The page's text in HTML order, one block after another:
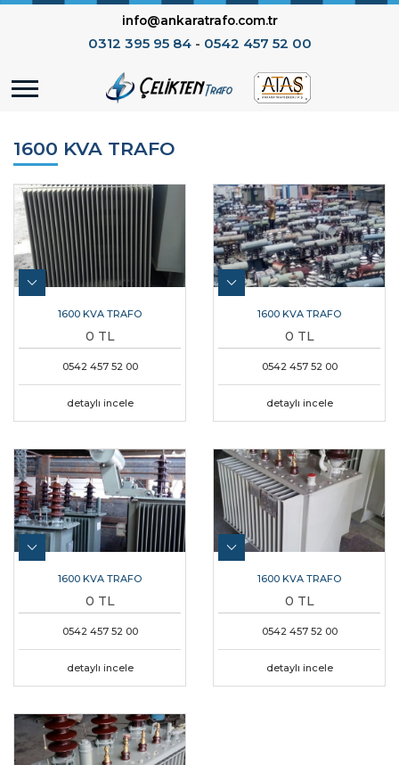
info@ankaratrafo.com.tr
0312 395 95 84- 0542 457 52 00
1600 KVA TRAFO
1600 KVA TRAFO
0 TL
0542 457 52 00
detaylı incele
1600 KVA TRAFO
0 TL
0542 457 52 00
detaylı incele
1600 KVA TRAFO
0 TL
0542 457 52 00
detaylı incele
1600 KVA TRAFO
0 TL
0542 457 52 00
detaylı incele